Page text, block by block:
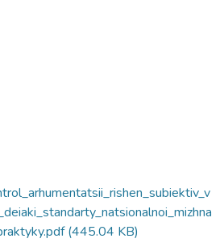
(445.04 KB)